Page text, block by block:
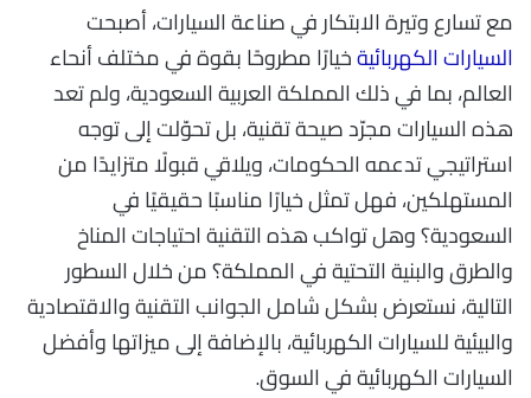
مع تسارع وتيرة الابتكار في صناعة السيارات، أصبحت
السيارات الكهربائيةخيارًا مطروحًا بقوة في مختلف أنحاء
العالم، بما في ذلك المملكة العربية السعودية، ولم تعد
هذه السيارات مجرّد صيحة تقنية، بل تحوّلت إلى توجه
استراتيجي تدعمه الحكومات، ويلاقي قبولًا متزايدًا من
المستهلكين، فهل تمثل خيارًا مناسبًا حقيقيًا في
السعودية؟ وهل تواكب هذه التقنية احتياجات المناخ
والطرق والبنية التحتية في المملكة؟ من خلال السطور
التالية، نستعرض بشكل شامل الجوانب التقنية والاقتصادية
والبيئية للسيارات الكهربائية، بالإضافة إلى ميزاتها وأفضل
السيارات الكهربائية في السوق.